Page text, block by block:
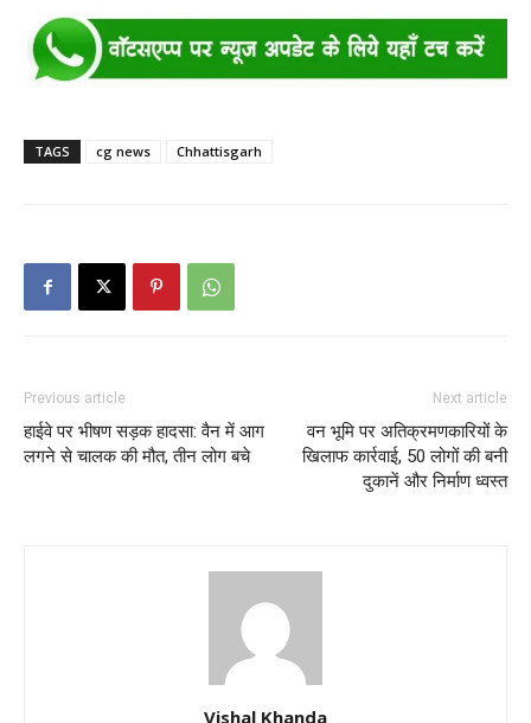
TAGS cg news Chhattisgarh
Previous article
हाईवे पर भीषण सड़क हादसा: वैन में आग
लगने से चालक की मौत, तीन लोग बचे
Next article
वन भूमि पर अतिक्रमणकारियों के
खिलाफ कार्रवाई, 50 लोगों की बनी
दुकानें और निर्माण ध्वस्त
Vishal Khanda